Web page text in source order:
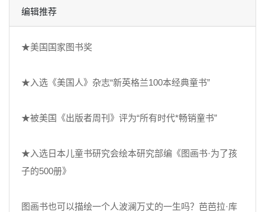
编辑推荐
★美国国家图书奖
★入选《美国人》杂志“新英格兰100本经典童书”
★被美国《出版者周刊》评为“所有时代*畅销童书”
★入选日本儿童书研究会绘本研究部编《图画书·为了孩
子的500册》
图画书也可以描绘一个人波澜万丈的一生吗？芭芭拉·库